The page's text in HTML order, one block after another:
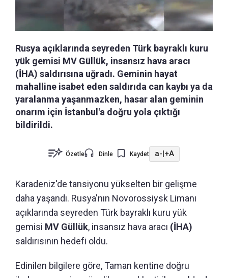
Rusya açıklarında seyreden Türk bayraklı kuru
yük gemisi MV Güllük, insansız hava aracı
(İHA) saldırısına uğradı. Geminin hayat
mahalline isabet eden saldırıda can kaybı ya da
yaralanma yaşanmazken, hasar alan geminin
onarım için İstanbul'a doğru yola çıktığı
bildirildi.
Özetle Dinle Kaydet a-|+A
Karadeniz'de tansiyonu yükselten bir gelişme
daha yaşandı. Rusya'nın Novorossiysk Limanı
açıklarında seyreden Türk bayraklı kuru yük
gemisi MV Güllük, insansız hava aracı (İHA)
saldırısının hedefi oldu.
Edinilen bilgilere göre, Taman kentine doğru